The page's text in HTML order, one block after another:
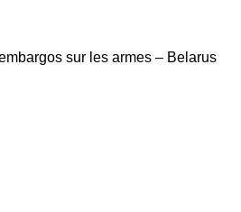
sur les armes – Belarus